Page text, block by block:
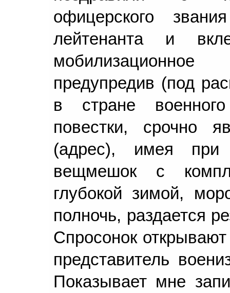
офицерского
лейтенанта и
предупредив (под
в стране
повестки, срочно
(адрес), имея
вещмешок с
глубокой зимой,
полночь, раздается
Спросонок
представитель
Показывает мне